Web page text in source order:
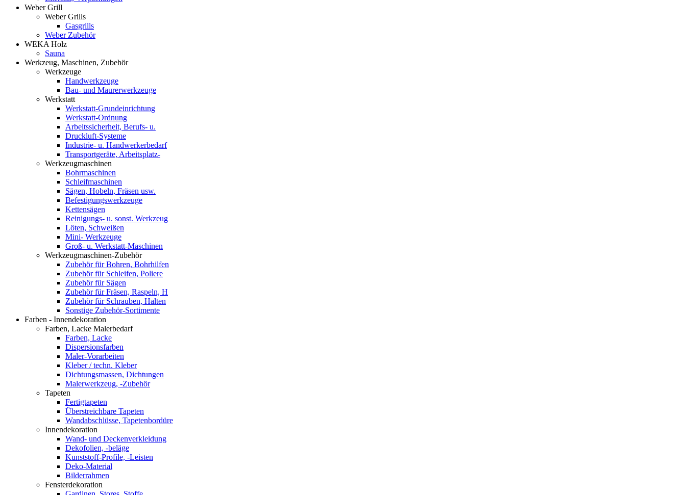
Weber Grill
Weber Grills
Gasgrills
Weber Zubehör
WEKA Holz
Sauna
Werkzeug, Maschinen, Zubehör
Werkzeuge
Handwerkzeuge
Bau- und Maurerwerkzeuge
Werkstatt
Werkstatt-Grundeinrichtung
Werkstatt-Ordnung
Arbeitssicherheit, Berufs- u.
Druckluft-Systeme
Industrie- u. Handwerkerbedarf
Transportgeräte, Arbeitsplatz-
Werkzeugmaschinen
Bohrmaschinen
Schleifmaschinen
Sägen, Hobeln, Fräsen usw.
Befestigungswerkzeuge
Kettensägen
Reinigungs- u. sonst. Werkzeug
Löten, Schweißen
Mini- Werkzeuge
Groß- u. Werkstatt-Maschinen
Werkzeugmaschinen-Zubehör
Zubehör für Bohren, Bohrhilfen
Zubehör für Schleifen, Poliere
Zubehör für Sägen
Zubehör für Fräsen, Raspeln, H
Zubehör für Schrauben, Halten
Sonstige Zubehör-Sortimente
Farben - Innendekoration
Farben, Lacke Malerbedarf
Farben, Lacke
Dispersionsfarben
Maler-Vorarbeiten
Kleber / techn. Kleber
Dichtungsmassen, Dichtungen
Malerwerkzeug, -Zubehör
Tapeten
Fertigtapeten
Überstreichbare Tapeten
Wandabschlüsse, Tapetenbordüre
Innendekoration
Wand- und Deckenverkleidung
Dekofolien, -beläge
Kunststoff-Profile, -Leisten
Deko-Material
Bilderrahmen
Fensterdekoration